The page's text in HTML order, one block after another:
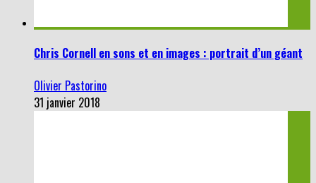
Chris Cornell en sons et en images : portrait d’un géant
Olivier Pastorino
31 janvier 2018